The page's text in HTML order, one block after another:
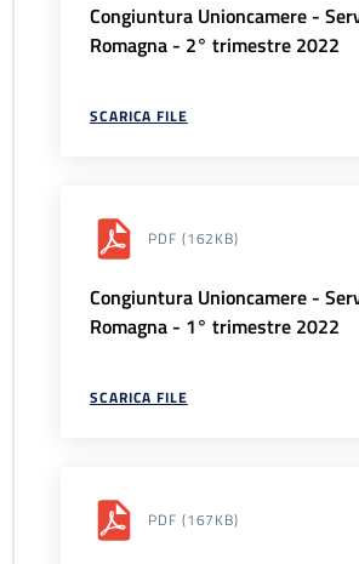
Congiuntura Unioncamere -
Romagna - 2° trimestre 2022
SCARICA FILE
PDF (162KB)
Congiuntura Unioncamere -
Romagna - 1° trimestre 2022
SCARICA FILE
PDF (167KB)